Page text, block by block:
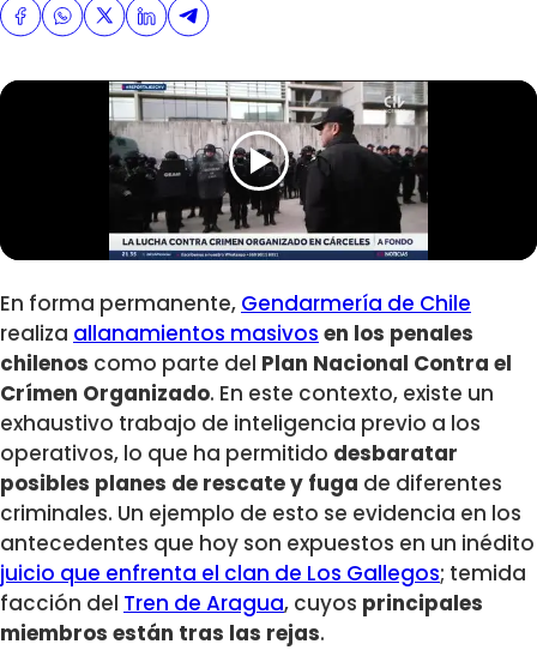
En forma permanente, Gendarmería de Chile
realiza allanamientos masivos en los penales
chilenos como parte del Plan Nacional Contra el
Crímen Organizado. En este contexto, existe un
exhaustivo trabajo de inteligencia previo a los
operativos, lo que ha permitido desbaratar
posibles planes de rescate y fuga de diferentes
criminales. Un ejemplo de esto se evidencia en los
antecedentes que hoy son expuestos en un inédito
juicio que enfrenta el clan de Los Gallegos; temida
facción del Tren de Aragua, cuyos principales
miembros están tras las rejas.